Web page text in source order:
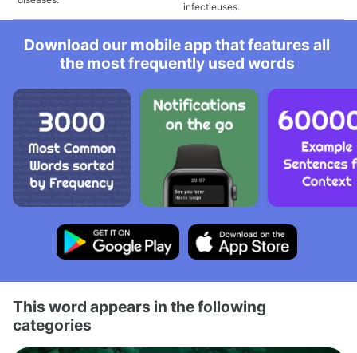
infectieuses.
Download our mobile app that features all
the most frequently used words
This word appears in the following
categories